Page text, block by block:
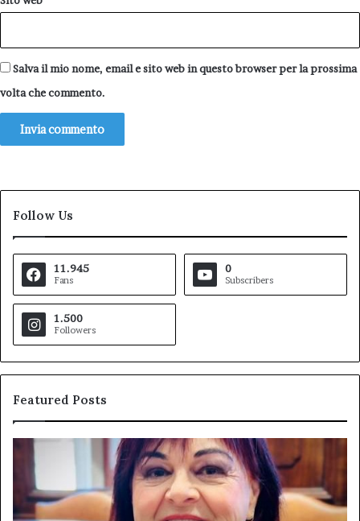
Salva il mio nome, email e sito web in questo browser per la prossima
volta che commento.
Follow Us
11.945
Fans
0
Subscribers
1.500
Followers
Featured Posts
Pezzopane
(PD):
“Comandante
della
Polizia